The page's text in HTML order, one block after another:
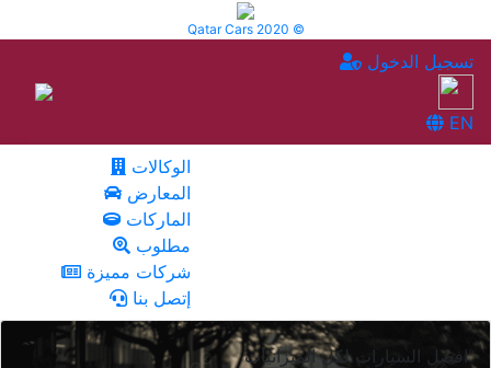
Qatar Cars 2020 ©
تسجيل الدخول
EN
الوكالات
المعارض
الماركات
مطلوب
شركات مميزة
إتصل بنا
افضل السيارات لكل الميزانيات